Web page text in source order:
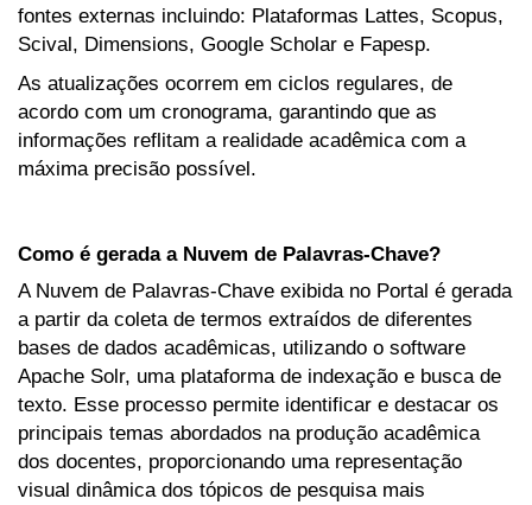
fontes externas incluindo: Plataformas Lattes, Scopus,
Scival, Dimensions, Google Scholar e Fapesp.
As atualizações ocorrem em ciclos regulares, de
acordo com um cronograma, garantindo que as
informações reflitam a realidade acadêmica com a
máxima precisão possível.
Como é gerada a Nuvem de Palavras-Chave?
A Nuvem de Palavras-Chave exibida no Portal é gerada
a partir da coleta de termos extraídos de diferentes
bases de dados acadêmicas, utilizando o software
Apache Solr, uma plataforma de indexação e busca de
texto. Esse processo permite identificar e destacar os
principais temas abordados na produção acadêmica
dos docentes, proporcionando uma representação
visual dinâmica dos tópicos de pesquisa mais